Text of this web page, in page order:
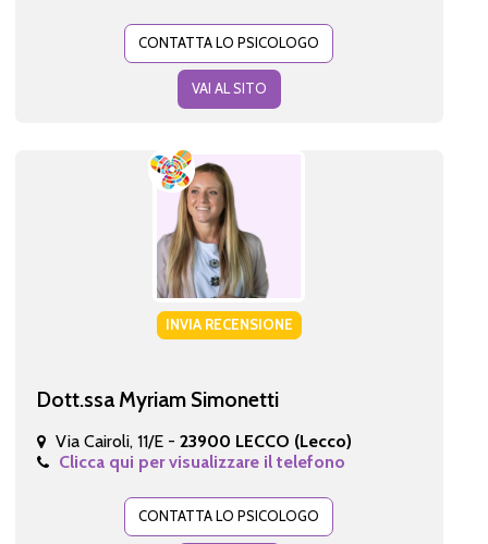
CONTATTA LO PSICOLOGO
VAI AL SITO
INVIA RECENSIONE
Dott.ssa Myriam Simonetti
Via Cairoli, 11/E - 23900 LECCO (Lecco)
Clicca qui per visualizzare il telefono
CONTATTA LO PSICOLOGO